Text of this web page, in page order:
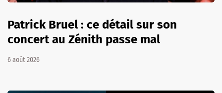
Patrick Bruel : ce détail sur son
concert au Zénith passe mal
6 août 2026